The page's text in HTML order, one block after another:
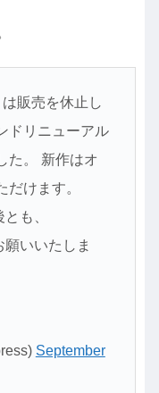
販売を休止し
ドリニューアル
た。 新作はオ
けます。
も、
願いいたしま
September